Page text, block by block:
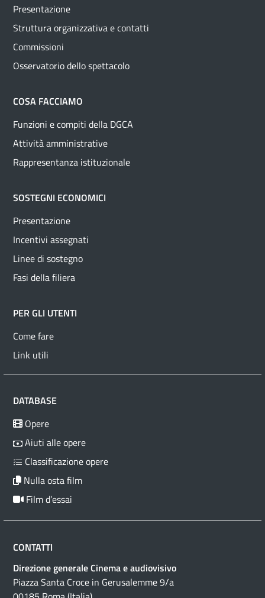
Presentazione
Struttura organizzativa e contatti
Commissioni
Osservatorio dello spettacolo
COSA FACCIAMO
Funzioni e compiti della DGCA
Attività amministrative
Rappresentanza istituzionale
SOSTEGNI ECONOMICI
Presentazione
Incentivi assegnati
Linee di sostegno
Fasi della filiera
PER GLI UTENTI
Come fare
Link utili
DATABASE
Opere
Aiuti alle opere
Classificazione opere
Nulla osta film
Film d’essai
CONTATTI
Direzione generale Cinema e audiovisivo
Piazza Santa Croce in Gerusalemme 9/a